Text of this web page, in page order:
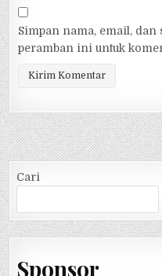
Simpan nama, email, dan
peramban ini untuk
Cari
Sponsor